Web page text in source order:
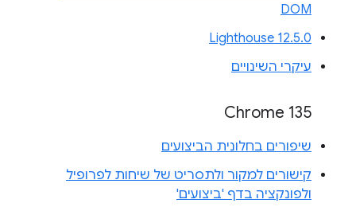
DOM
Lighthouse 12.5.0
עיקרי השינויים
Chrome 135
שיפורים בחלונית הביצועים
קישורים למקור ולתסריט של שיחות לפרופיל
ולפונקציה בדף 'ביצועים'